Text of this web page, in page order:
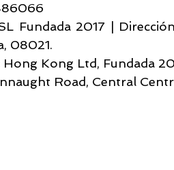
Fundada 2017 |
08021.
Kong Ltd, Fundada
Road, Central